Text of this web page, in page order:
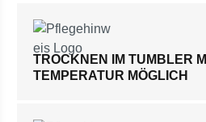
TROCKNEN IM TUMBLER
TEMPERATUR MÖGLICH